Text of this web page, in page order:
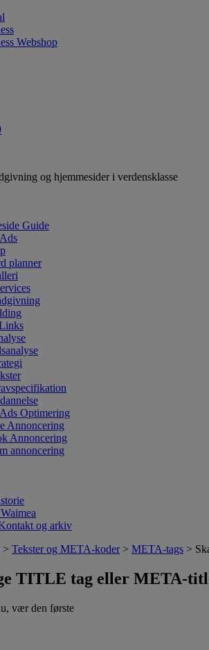
Webshop
og hjemmesider i verdensklasse
Guide
planner
Optimering
Annoncering
Annoncering
annoncering
og arkiv
> Tekster og META-koder> META-tags >
TITLE tag eller META-
vær den første